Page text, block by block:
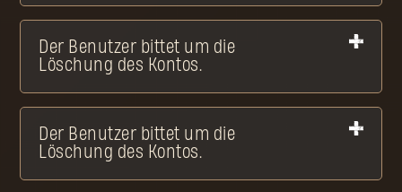
Der Benutzer bittet um die
Löschung des Kontos.
Der Benutzer bittet um die
Löschung des Kontos.